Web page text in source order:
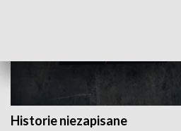
Historie niezapisane